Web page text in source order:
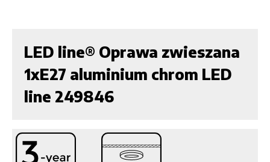
LED line® Oprawa zwieszana
1xE27 aluminium chrom LED
line 249846